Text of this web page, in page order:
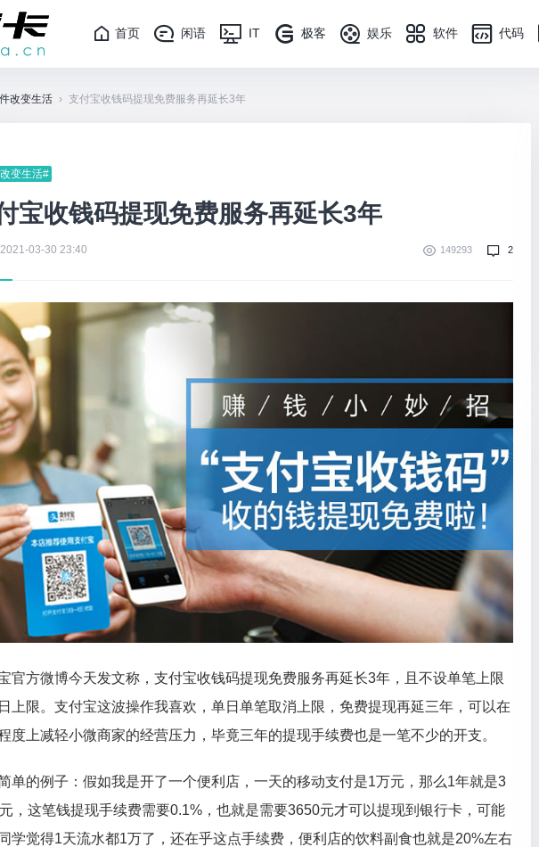
首页 闲语 IT 极客 娱乐 软件 代码
改变生活 › 支付宝收钱码提现免费服务再延长3年
变生活#
宝收钱码提现免费服务再延长3年
2021-03-30 23:40 149293 2
官方微博今天发文称，支付宝收钱码提现免费服务再延长3年，且不设单笔上限
上限。支付宝这波操作我喜欢，单日单笔取消上限，免费提现再延三年，可以在
度上减轻小微商家的经营压力，毕竟三年的提现手续费也是一笔不少的开支。
单的例子：假如我是开了一个便利店，一天的移动支付是1万元，那么1年就是3
，这笔钱提现手续费需要0.1%，也就是需要3650元才可以提现到银行卡，可能
学觉得1天流水都1万了，还在乎这点手续费，便利店的饮料副食也就是20%左右